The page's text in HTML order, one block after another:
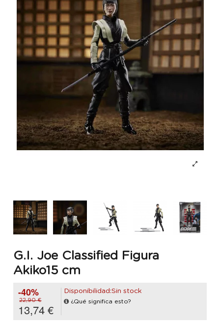
G.I. Joe Classified Figura
Akiko15 cm
-40%
22,90 €
13,74 €
Disponibilidad:Sin stock
¿Qué significa esto?